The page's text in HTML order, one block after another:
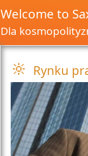
Welcome to
Dla
🔆 Rynku